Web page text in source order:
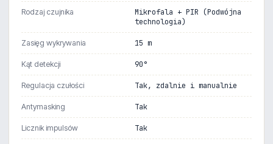
Rodzaj czujnika
Mikrofala + PIR (Podwójna
technologia)
Zasięg wykrywania 15 m
Kąt detekcji 90°
Regulacja czułości Tak, zdalnie i manualnie
Antymasking Tak
Licznik impulsów Tak